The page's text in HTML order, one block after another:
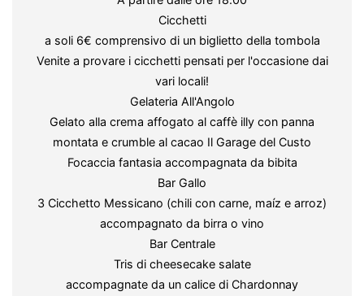
Cicchetti
a soli 6€ comprensivo di un biglietto della tombola
Venite a provare i cicchetti pensati per l'occasione dai
vari locali!
Gelateria All'Angolo
Gelato alla crema affogato al caffè illy con panna
montata e crumble al cacao Il Garage del Custo
Focaccia fantasia accompagnata da bibita
Bar Gallo
3 Cicchetto Messicano (chili con carne, maíz e arroz)
accompagnato da birra o vino
Bar Centrale
Tris di cheesecake salate
accompagnate da un calice di Chardonnay